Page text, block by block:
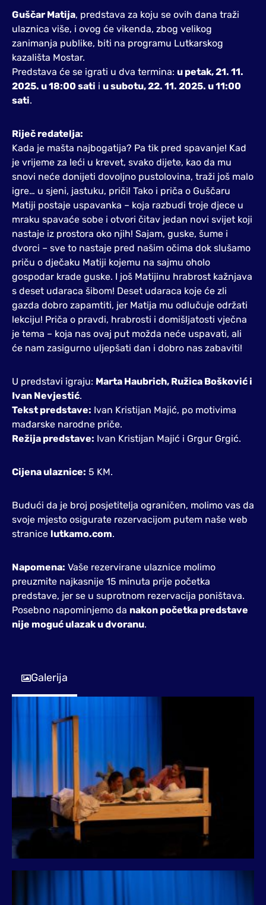
Guščar Matija, predstava za koju se ovih dana traži
ulaznica više, i ovog će vikenda, zbog velikog
zanimanja publike, biti na programu Lutkarskog
kazališta Mostar.
Predstava će se igrati u dva termina: u petak, 21. 11.
2025. u 18:00 sati i u subotu, 22. 11. 2025. u 11:00
sati.
Riječ redatelja:
Kada je mašta najbogatija? Pa tik pred spavanje! Kad
je vrijeme za leći u krevet, svako dijete, kao da mu
snovi neće donijeti dovoljno pustolovina, traži još malo
igre… u sjeni, jastuku, priči! Tako i priča o Guščaru
Matiji postaje uspavanka – koja razbudi troje djece u
mraku spavaće sobe i otvori čitav jedan novi svijet koji
nastaje iz prostora oko njih! Sajam, guske, šume i
dvorci – sve to nastaje pred našim očima dok slušamo
priču o dječaku Matiji kojemu na sajmu oholo
gospodar krade guske. I još Matijinu hrabrost kažnjava
s deset udaraca šibom! Deset udaraca koje će zli
gazda dobro zapamtiti, jer Matija mu odlučuje održati
lekciju! Priča o pravdi, hrabrosti i domišljatosti vječna
je tema – koja nas ovaj put možda neće uspavati, ali
će nam zasigurno uljepšati dan i dobro nas zabaviti!
U predstavi igraju: Marta Haubrich, Ružica Bošković i
Ivan Nevjestić.
Tekst predstave: Ivan Kristijan Majić, po motivima
mađarske narodne priče.
Režija predstave: Ivan Kristijan Majić i Grgur Grgić.
Cijena ulaznice: 5 KM.
Budući da je broj posjetitelja ograničen, molimo vas da
svoje mjesto osigurate rezervacijom putem naše web
stranice lutkamo.com.
Napomena: Vaše rezervirane ulaznice molimo
preuzmite najkasnije 15 minuta prije početka
predstave, jer se u suprotnom rezervacija poništava.
Posebno napominjemo da nakon početka predstave
nije moguć ulazak u dvoranu.
Galerija